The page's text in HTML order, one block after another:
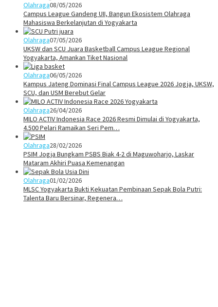
Olahraga08/05/2026
Campus League Gandeng UII, Bangun Ekosistem Olahraga
Mahasiswa Berkelanjutan di Yogyakarta
Olahraga07/05/2026
UKSW dan SCU Juara Basketball Campus League Regional
Yogyakarta, Amankan Tiket Nasional
Olahraga06/05/2026
Kampus Jateng Dominasi Final Campus League 2026 Jogja, UKSW,
SCU, dan USM Berebut Gelar
Olahraga26/04/2026
MILO ACTIV Indonesia Race 2026 Resmi Dimulai di Yogyakarta,
4.500 Pelari Ramaikan Seri Pem…
Olahraga28/02/2026
PSIM Jogja Bungkam PSBS Biak 4-2 di Maguwoharjo, Laskar
Mataram Akhiri Puasa Kemenangan
Olahraga01/02/2026
MLSC Yogyakarta Bukti Kekuatan Pembinaan Sepak Bola Putri:
Talenta Baru Bersinar, Regenera…